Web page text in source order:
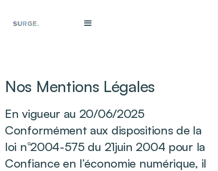
Nos Mentions Légales
En vigueur au 20/06/2025
Conformément aux dispositions de la
loi n°2004-575 du 21juin 2004 pour la
Confiance en l’économie numérique, il